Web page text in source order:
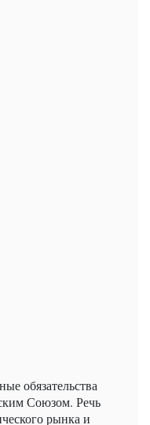
обязательства
Союзом. Речь
рынка и